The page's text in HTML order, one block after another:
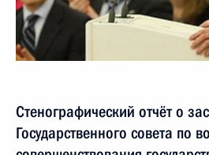
Стенографический отчёт о
Государственного совета по